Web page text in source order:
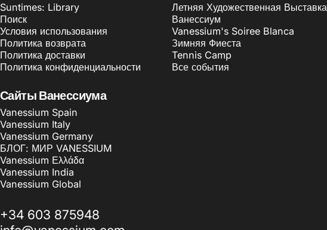
Suntimes: Library
Поиск
Условия использования
Политика возврата
Политика доставки
Политика конфиденциальности
Летняя Художественная Выставка
Ванессиум
Vanessium's Soiree Blanca
Зимняя Фиеста
Tennis Camp
Все события
Сайты Ванессиума
Vanessium Spain
Vanessium Italy
Vanessium Germany
БЛОГ: МИР VANESSIUM
Vanessium Ελλάδα
Vanessium India
Vanessium Global
+34 603 875948